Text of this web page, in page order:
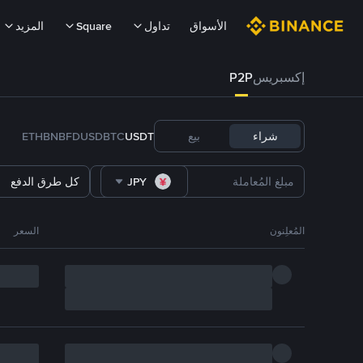
الأسواق تداول Square المزيد
إكسبريسP2P
شراء بيع USDT
BTC
FDUSD
BNB
ETH
JPY كل طرق الدفع
المُعلِنون السعر